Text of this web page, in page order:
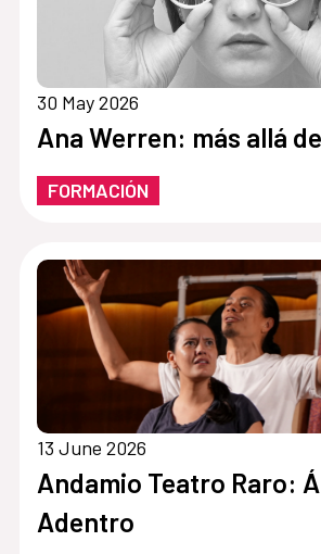
30 May 2026
Ana Werren: más allá
FORMACIÓN
13 June 2026
Andamio Teatro Raro:
Adentro